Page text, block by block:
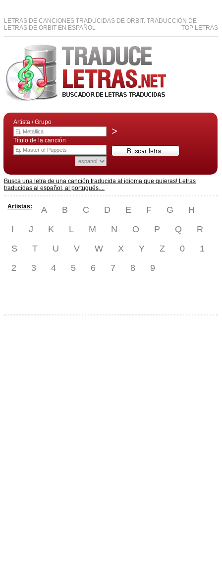
LETRAS DE CANCIONES TRADUCIDAS DE ORBIT. TRADUCCIÓN DE
LETRAS DE ORBIT EN ESPAÑOL
TOP LETRAS
Artista / Grupo
>
Título de la canción
Busca una letra de una canción traducida al idioma que quieras! Letras
traducidas al español, al portugués,...
Artistas: A B C D E F G
H
I
J K L M N O P Q
R
S
T U V W X Y Z 0
1
2
3 4 5 6 7 8 9